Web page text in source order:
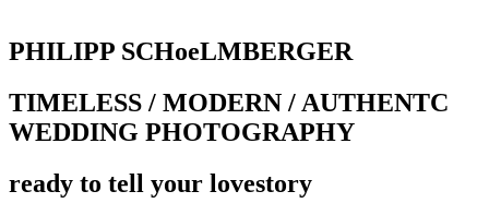
PHILIPP SCHoeLMBERGER
TIMELESS / MODERN / AUTHENTC
WEDDING PHOTOGRAPHY
ready to tell your lovestory